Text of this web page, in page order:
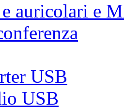
auricolari e
USB
USB